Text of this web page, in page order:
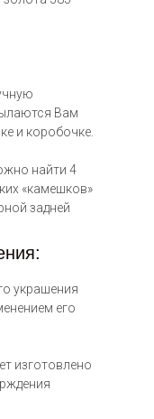
украшения
его
изготовлено
Вам
и коробочке.
найти 4
«камешков»
задней